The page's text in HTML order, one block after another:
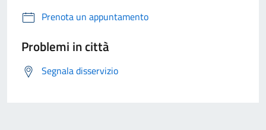
Prenota un appuntamento
Problemi in città
Segnala disservizio